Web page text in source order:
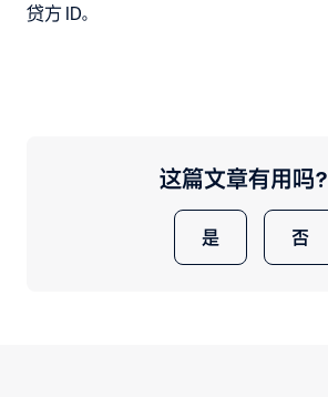
贷方 ID。
这篇文章有用吗？
是 否